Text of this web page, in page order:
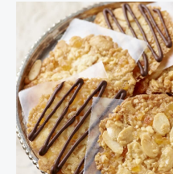
futuro
de
la
panadería
saludable
lleva
Almendras
de